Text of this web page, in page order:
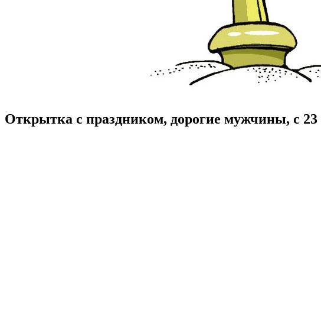
Открытка с праздником, дорогие мужчины, с